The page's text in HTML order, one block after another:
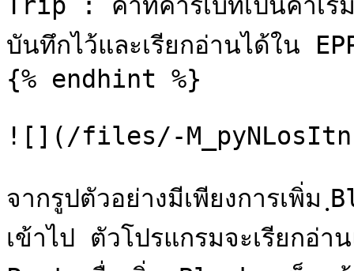
บันทึกไว้และเรียกอ่านได้ใน
{% endhint %}
![](/files/-
จากรูปตัวอย่างมีเพียงการเ
เข้าไป ตัวโปรแกรมจะเรียก